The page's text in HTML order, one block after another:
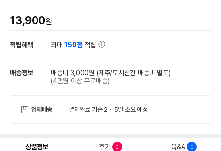
13,900원
적립혜택 최대150점 적립
배송정보 배송비 3,000원 (제주/도서산간 배송비 별도)
(4만원 이상 무료배송)
업체배송 결제완료 기준 2 ~ 5일 소요 예정
상품정보 후기 0 Q&A 0